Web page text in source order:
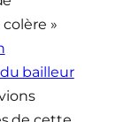
»
bailleur